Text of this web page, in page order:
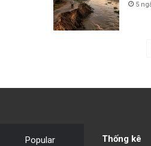
5
Popular Thống kê